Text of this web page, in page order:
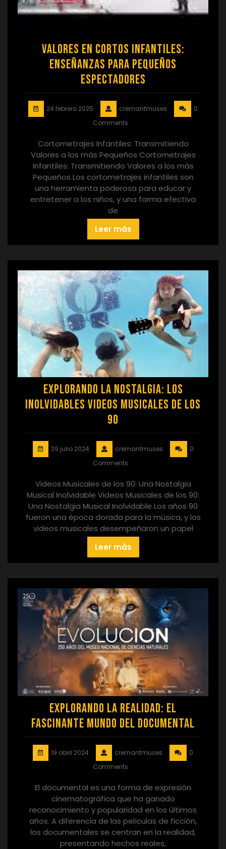
Valores en Cortos Infantiles:
Enseñanzas para Pequeños
Espectadores
24 febrero 2025 cremantmuses
0
Comments
Cortometrajes Infantiles: Transmitiendo
Valores a los más Pequeños Cortometrajes
Infantiles: Transmitiendo Valores a los más
Pequeños Los cortometrajes infantiles son
una herramienta poderosa para educar y
entretener a los niños, y una forma efectiva
de
Leer más
Explorando la Nostalgia: Los
Inolvidables Videos Musicales de los
90
29 julio 2024 cremantmuses
0
Comments
Videos Musicales de los 90: Una Nostalgia
Musical Inolvidable Videos Musicales de los 90:
Una Nostalgia Musical Inolvidable Los años 90
fueron una época dorada para la música, y los
videos musicales desempeñaron un papel
Leer más
Explorando la Realidad: El
Fascinante Mundo del Documental
19 abril 2024 cremantmuses
0
Comments
El documental es una forma de expresión
cinematográfica que ha ganado
reconocimiento y popularidad en los últimos
años. A diferencia de las películas de ficción,
los documentales se centran en la realidad,
presentando hechos reales,